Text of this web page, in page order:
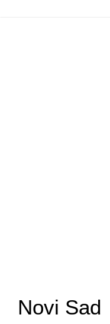
Novi Sad